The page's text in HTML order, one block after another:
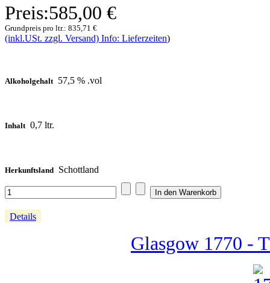
Preis:585,00 €
Grundpreis pro ltr.: 835,71 €
(inkl.USt. zzgl. Versand) Info: Lieferzeiten)
Alkoholgehalt 57,5 % .vol
Inhalt 0,7 ltr.
Herkunftsland Schottland
Details
Glasgow 1770 -